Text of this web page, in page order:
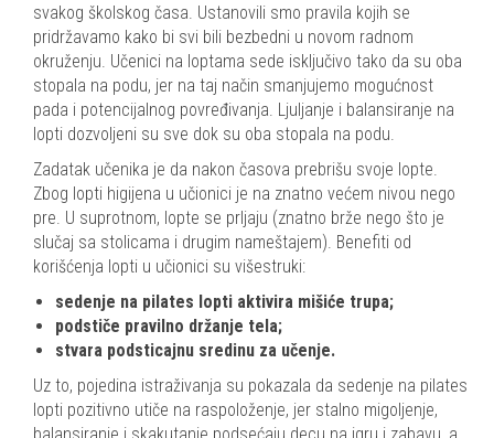
svakog školskog časa. Ustanovili smo pravila kojih se
pridržavamo kako bi svi bili bezbedni u novom radnom
okruženju. Učenici na loptama sede isključivo tako da su oba
stopala na podu, jer na taj način smanjujemo mogućnost
pada i potencijalnog povređivanja. Ljuljanje i balansiranje na
lopti dozvoljeni su sve dok su oba stopala na podu.
Zadatak učenika je da nakon časova prebrišu svoje lopte.
Zbog lopti higijena u učionici je na znatno većem nivou nego
pre. U suprotnom, lopte se prljaju (znatno brže nego što je
slučaj sa stolicama i drugim nameštajem). Benefiti od
korišćenja lopti u učionici su višestruki:
sedenje na pilates lopti aktivira mišiće trupa;
podstiče pravilno držanje tela;
stvara podsticajnu sredinu za učenje.
Uz to, pojedina istraživanja su pokazala da sedenje na pilates
lopti pozitivno utiče na raspoloženje, jer stalno migoljenje,
balansiranje i skakutanje podsećaju decu na igru i zabavu, a